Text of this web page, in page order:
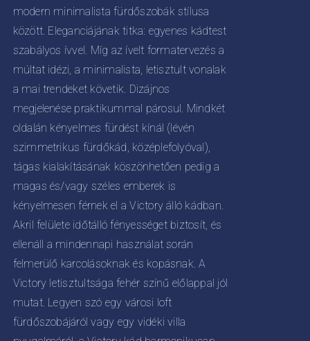
modern minimalista fürdőszobák stílusa
között. Eleganciájának titka: egyenes kádtest
szabályos ívvel. Míg az ívelt formatervezés a
múltat idézi, a minimalista, letisztult vonalak
a mai trendeket követik. Dizájnos
megjelenése praktikummal párosul. Mindkét
oldalán kényelmes fürdést kínál (lévén
szimmetrikus fürdőkád, középlefolyóval),
tágas kialakításának köszönhetően pedig a
magas és/vagy széles emberek is
kényelmesen férnek el a Victory álló kádban.
Akril felülete időtálló fényességet biztosít, és
ellenáll a mindennapi használat során
felmerülő karcolásoknak és kopásnak. A
Victory letisztultsága fehér színű előlappal jól
mutat. Legyen szó egy városi loft
fürdőszobájáról vagy egy vidéki villa